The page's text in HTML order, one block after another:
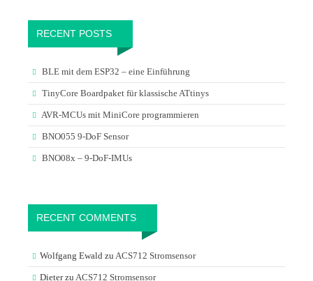
RECENT POSTS
BLE mit dem ESP32 – eine Einführung
TinyCore Boardpaket für klassische ATtinys
AVR-MCUs mit MiniCore programmieren
BNO055 9-DoF Sensor
BNO08x – 9-DoF-IMUs
RECENT COMMENTS
Wolfgang Ewald zu ACS712 Stromsensor
Dieterzu ACS712 Stromsensor